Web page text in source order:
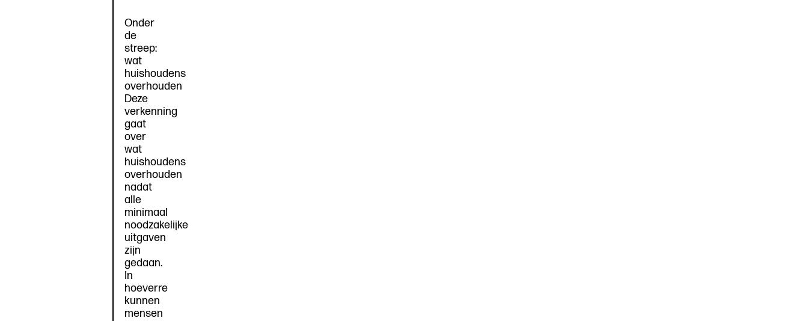
Onder
de
streep:
wat
huishoudens
overhouden
Deze
verkenning
gaat
over
wat
huishoudens
overhouden
nadat
alle
minimaal
noodzakelijke
uitgaven
zijn
gedaan.
In
hoeverre
kunnen
mensen